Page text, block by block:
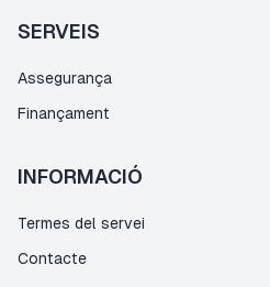
SERVEIS
Assegurança
Finançament
INFORMACIÓ
Termes del servei
Contacte